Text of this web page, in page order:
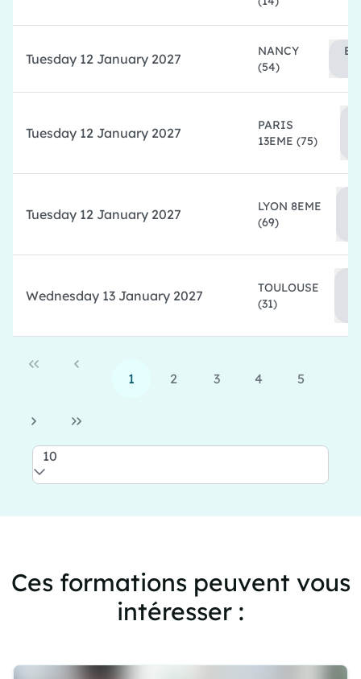
Tuesday 12 January 2027
NANCY
(54)
Tuesday 12 January 2027
PARIS
13EME (75)
Tuesday 12 January 2027
LYON 8EME
(69)
Wednesday 13 January 2027
TOULOUSE
(31)
1 2 3 4 5
10
Ces formations peuvent vous
intéresser :